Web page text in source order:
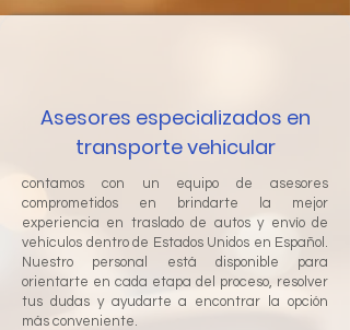
Asesores especializados en
transporte vehicular
contamos con un equipo de asesores
comprometidos en brindarte la mejor
experiencia en traslado de autos y envío de
vehículos dentro de Estados Unidos en Español.
Nuestro personal está disponible para
orientarte en cada etapa del proceso, resolver
tus dudas y ayudarte a encontrar la opción
más conveniente.